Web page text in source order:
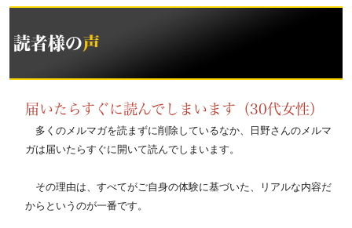
読者様の声
届いたらすぐに読んでしまいます（30代女性）
多くのメルマガを読まずに削除しているなか、日野さんのメルマ
ガは届いたらすぐに開いて読んでしまいます。
その理由は、すべてがご自身の体験に基づいた、リアルな内容だ
からというのが一番です。